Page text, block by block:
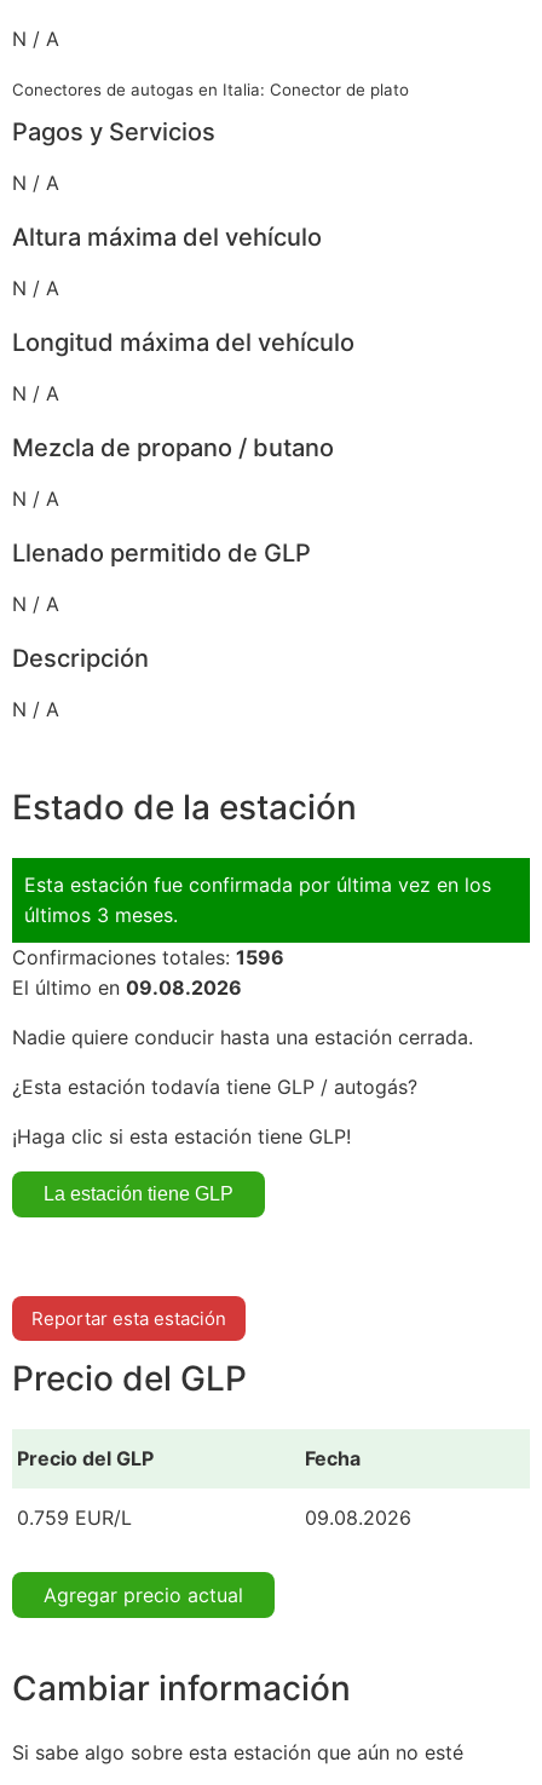
N / A
Conectores de autogas en Italia: Conector de plato
Pagos y Servicios
N / A
Altura máxima del vehículo
N / A
Longitud máxima del vehículo
N / A
Mezcla de propano / butano
N / A
Llenado permitido de GLP
N / A
Descripción
N / A
Estado de la estación
Esta estación fue confirmada por última vez en los
últimos 3 meses.
Confirmaciones totales: 1596
El último en 09.08.2026
Nadie quiere conducir hasta una estación cerrada.
¿Esta estación todavía tiene GLP / autogás?
¡Haga clic si esta estación tiene GLP!
Reportar esta estación
Precio del GLP
Precio del GLP Fecha
0.759 EUR/L 09.08.2026
Agregar precio actual
Cambiar información
Si sabe algo sobre esta estación que aún no esté